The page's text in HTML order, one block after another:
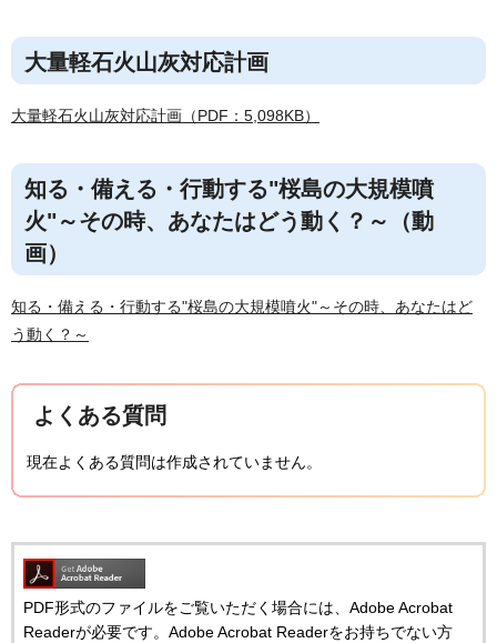
大量軽石火山灰対応計画
大量軽石火山灰対応計画（PDF：5,098KB）
知る・備える・行動する"桜島の大規模噴
火"～その時、あなたはどう動く？～（動
画）
知る・備える・行動する"桜島の大規模噴火"～その時、あなたはど
う動く？～
よくある質問
現在よくある質問は作成されていません。
PDF形式のファイルをご覧いただく場合には、Adobe Acrobat
Readerが必要です。Adobe Acrobat Readerをお持ちでない方